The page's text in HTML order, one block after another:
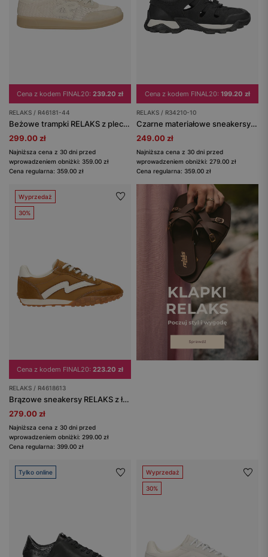
Cena z kodem FINAL20: 239.20 zł
RELAKS / R46181-44
Beżowe trampki RELAKS z plecionego materiału
299.00 zł
Najniższa cena z 30 dni przed
wprowadzeniem obniżki: 359.00 zł
Cena regularna: 359.00 zł
Cena z kodem FINAL20: 199.20 zł
RELAKS / R34210-10
Czarne materiałowe sneakersy RELAKS z wycięciami
249.00 zł
Najniższa cena z 30 dni przed
wprowadzeniem obniżki: 279.00 zł
Cena regularna: 359.00 zł
Wyprzedaż
30%
Cena z kodem FINAL20: 223.20 zł
RELAKS / R4618613
Brązowe sneakersy RELAKS z łączonych materiałów
279.00 zł
Najniższa cena z 30 dni przed
wprowadzeniem obniżki: 299.00 zł
Cena regularna: 399.00 zł
Tylko online Wyprzedaż
30%